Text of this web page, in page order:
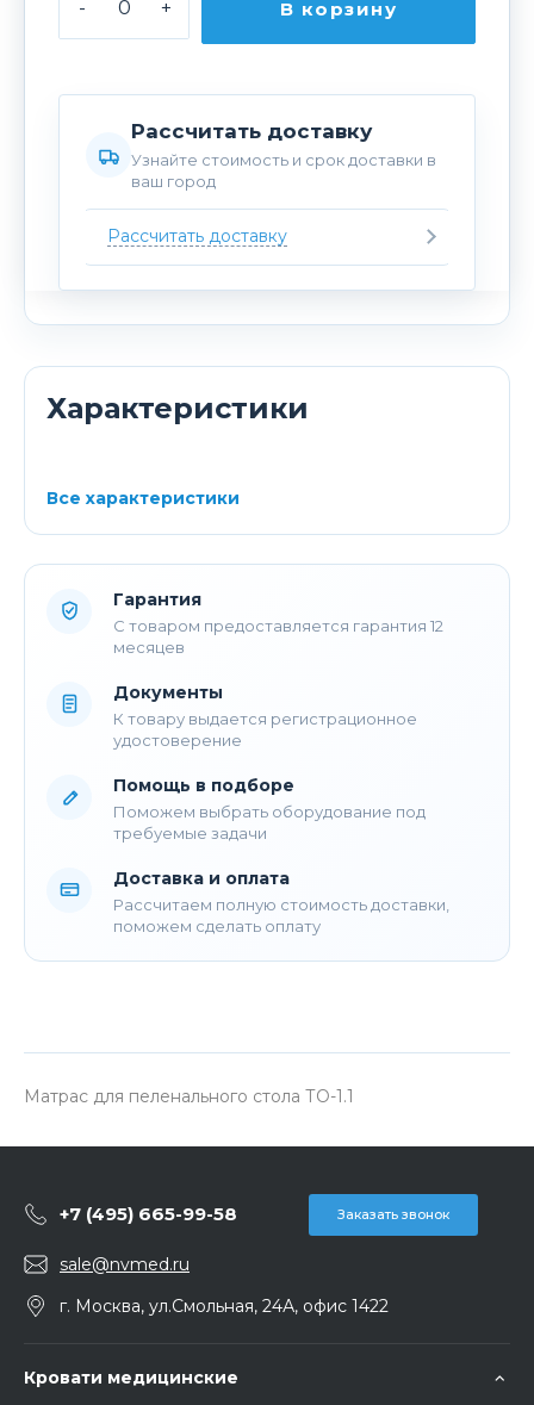
- + В корзину
Рассчитать доставку
Узнайте стоимость и срок доставки в
ваш город
Рассчитать доставку
Характеристики
Все характеристики
Гарантия
С товаром предоставляется гарантия 12
месяцев
Документы
К товару выдается регистрационное
удостоверение
Помощь в подборе
Поможем выбрать оборудование под
требуемые задачи
Доставка и оплата
Рассчитаем полную стоимость доставки,
поможем сделать оплату
Матрас для пеленального стола ТО-1.1
+7 (495) 665-99-58 Заказать звонок
sale@nvmed.ru
г. Москва, ул.Смольная, 24А, офис 1422
Кровати медицинские